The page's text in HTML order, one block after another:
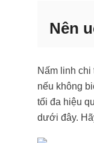
Nên
Nấm linh
nếu không
tối đa hiệu
dưới đây.